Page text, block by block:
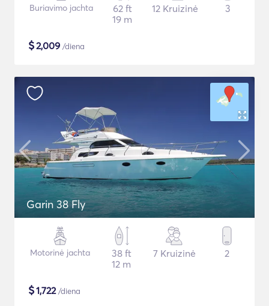
Buriavimo jachta
62 ft
19 m
12 Kruizinė 3
$2,009 /diena
Garin 38 Fly
Motorinė jachta
38 ft
12 m
7 Kruizinė 2
$1,722/diena